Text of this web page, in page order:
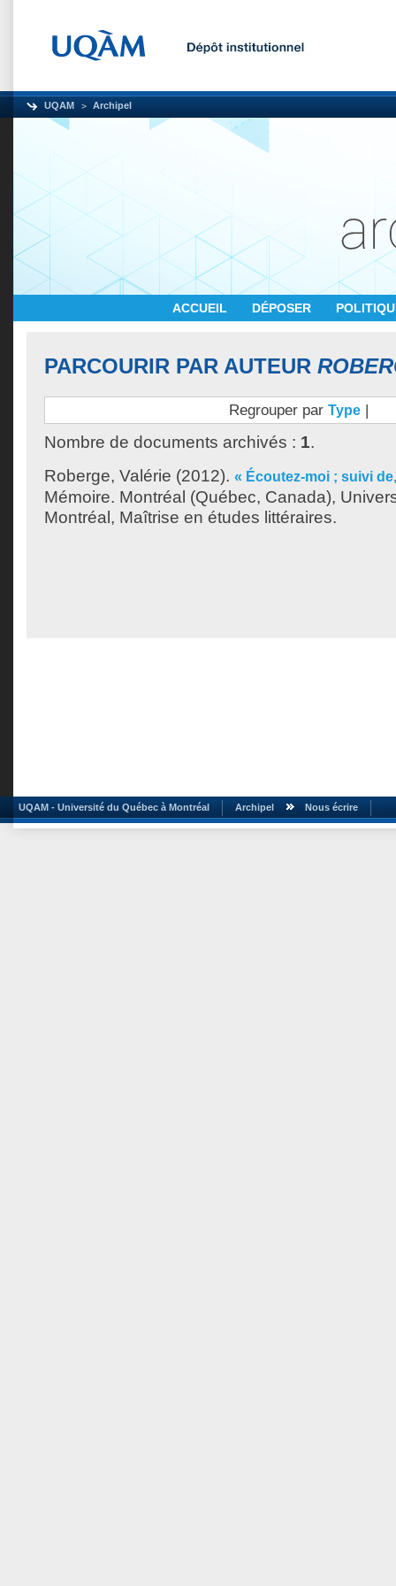
UQAM Archipel
ACCUEIL DÉPOSER
PARCOURIR PAR AUTEUR
Regrouper par Type |
Nombre de documents archivés : 1.
Roberge, Valérie (2012). « Écoutez-moi ; suivi
Mémoire. Montréal (Québec, Canada),
Montréal, Maîtrise en études littéraires.
UQAM - Université du Québec à Montréal Archipel Nous écrire